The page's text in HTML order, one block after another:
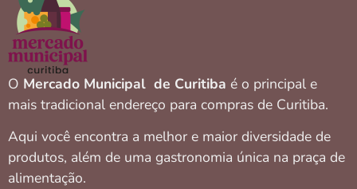
O Mercado Municipal de Curitiba é o principal e
mais tradicional endereço para compras de Curitiba.
Aqui você encontra a melhor e maior diversidade de
produtos, além de uma gastronomia única na praça de
alimentação.